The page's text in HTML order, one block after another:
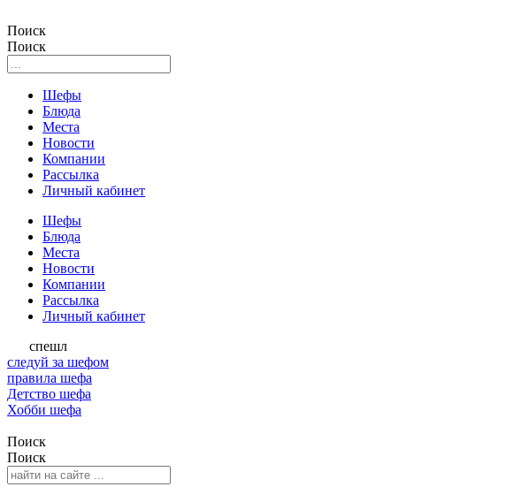
Поиск
Поиск
Шефы
Блюда
Места
Новости
Компании
Рассылка
Личный кабинет
Шефы
Блюда
Места
Новости
Компании
Рассылка
Личный кабинет
спешл
следуй за шефом
правила шефа
Детство шефа
Хобби шефа
Поиск
Поиск